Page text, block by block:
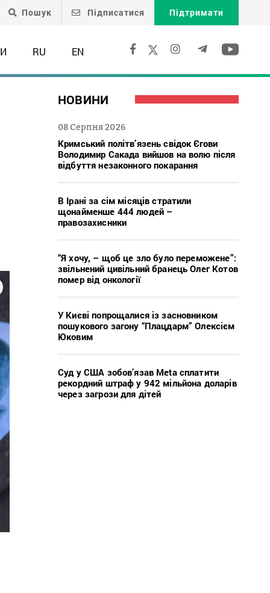
Пошук Підписатися Підтримати
RU EN
НОВИНИ
08 Серпня 2026
Кримський політв’язень свідок Єгови
Володимир Сакада вийшов на волю після
відбуття незаконного покарання
В Ірані за сім місяців стратили
щонайменше 444 людей –
правозахисники
“Я хочу, – щоб це зло було переможене”:
звільнений цивільний бранець Олег Котов
помер від онкології
У Києві попрощалися із засновником
пошукового загону “Плацдарм” Олексієм
Юковим
Суд у США зобов’язав Meta сплатити
рекордний штраф у 942 мільйона доларів
через загрози для дітей